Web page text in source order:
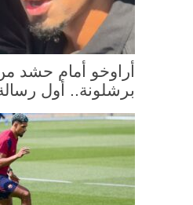
أراوخو أمام حشد
برشلونة.. أول